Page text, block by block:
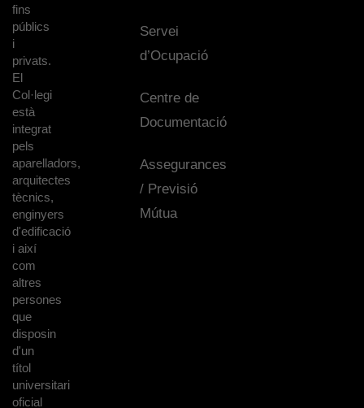
fins
públics
i
privats.
El
Col·legi
està
integrat
pels
aparelladors,
arquitectes
tècnics,
enginyers
d'edificació
i així
com
altres
persones
que
disposin
d'un
títol
universitari
oficial
Servei
d’Ocupació
Centre de
Documentació
Assegurances
/ Previsió
Mútua